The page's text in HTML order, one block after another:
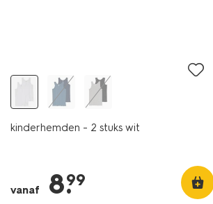
kinderhemden - 2 stuks wit
vanaf 8.
99